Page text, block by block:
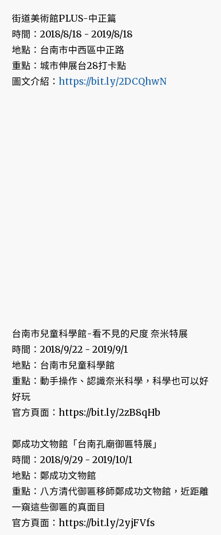
街道美術館PLUS-中正篇
時間：2018/8/18 - 2019/8/18
地點：台南市中西區中正路
重點：城市伸展台28打卡點
圖文介紹： https://bit.ly/2DCQhwN
台南市兒童科學館-看不見的尺度 奈米特展
時間：2018/9/22 - 2019/9/1
地點：台南市兒童科學館
重點：動手操作、認識奈米科學，科學也可以好
好玩
官方頁面：https://bit.ly/2zB8qHb
鄭成功文物館「台南孔廟御匾特展」
時間：2018/9/29 - 2019/10/1
地點：鄭成功文物館
重點：八方清代御匾移師鄭成功文物館，近距離
一窺這些御匾的真面目
官方頁面：https://bit.ly/2yjFVfs